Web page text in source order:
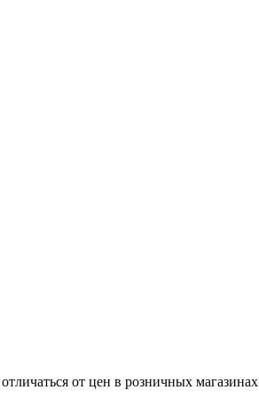
от цен в розничных магазинах